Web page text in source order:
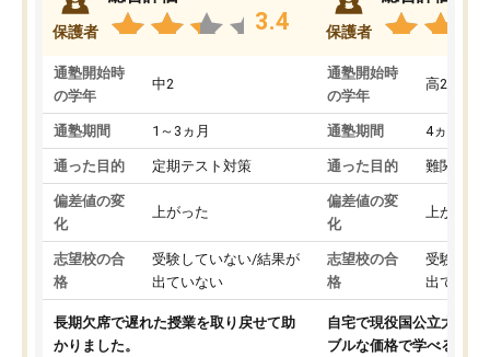
保護者 3.4
通塾開始時
の学年
中2
通塾期間 1～3ヵ月
通った目的 定期テスト対策
偏差値の変
化
上がった
志望校の合
格
受験していない/結果が
出ていない
長期欠席で遅れた授業を取り戻せて助
かりました。
保護者
通塾開始時
の学年
高2
通塾期間 4ヵ月～1
通った目的 難関私立
偏差値の変
化
上がった
志望校の合
格
受験して
出ていな
自宅で現役国公立大学生
ブルな価格で学べる